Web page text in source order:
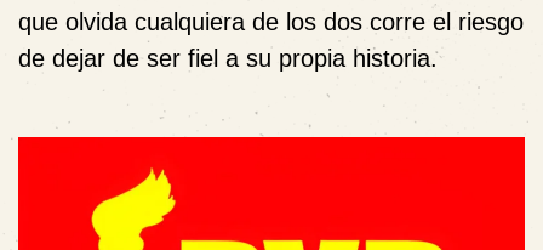
que olvida cualquiera de los dos corre el riesgo
de dejar de ser fiel a su propia historia.